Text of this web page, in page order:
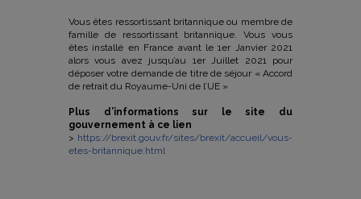
Vous êtes ressortissant britannique ou membre de
famille de ressortissant britannique. Vous vous
êtes installé en France avant le 1er Janvier 2021
alors vous avez jusqu’au 1er Juillet 2021 pour
déposer votre demande de titre de séjour « Accord
de retrait du Royaume-Uni de l’UE »
Plus d’informations sur le site du
gouvernement à ce lien
> https://brexit.gouv.fr/sites/brexit/accueil/vous-
etes-britannique.html